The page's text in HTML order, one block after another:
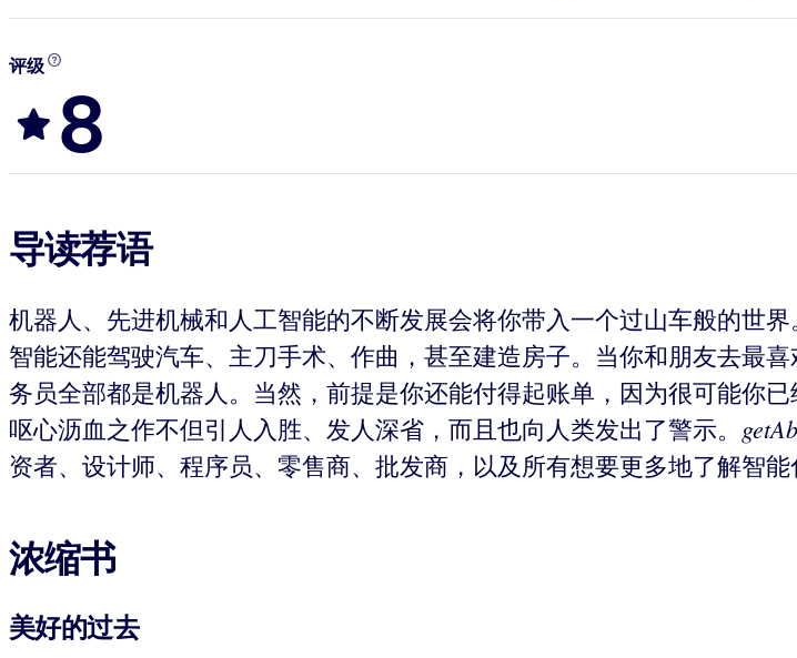
评级
8
导读荐语
机器人、先进机械和人工智能的不断发展会将你带入一个过山车般的世
智能还能驾驶汽车、主刀手术、作曲，甚至建造房子。当你和朋友去最
务员全部都是机器人。当然，前提是你还能付得起账单，因为很可能你
呕心沥血之作不但引人入胜、发人深省，而且也向人类发出了警示。
资者、设计师、程序员、零售商、批发商，以及所有想要更多地了解智能
浓缩书
美好的过去